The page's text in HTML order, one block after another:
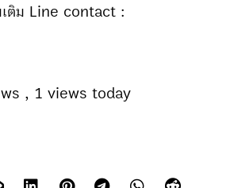
ติม Line contact :
, 1 views today